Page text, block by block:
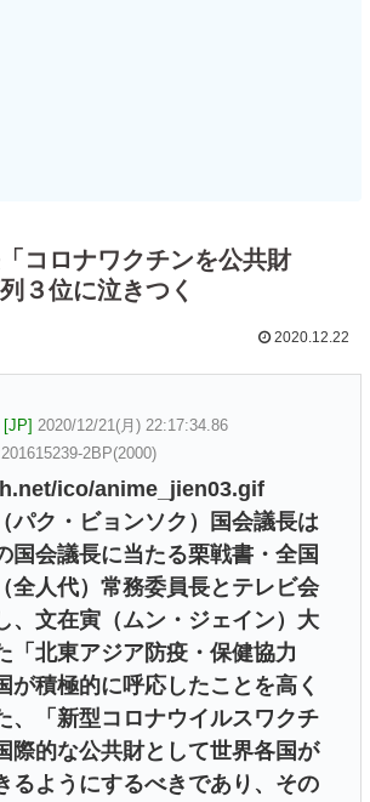
コロナワクチンを公共財
３位に泣きつく
2020.12.22
[JP] 2020/12/21(月) 22:17:34.86
2BP(2000)
ico/anime_jien03.gif
パク・ビョンソク）国会議長は
国会議長に当たる栗戦書・全国
全人代）常務委員長とテレビ会
、文在寅（ムン・ジェイン）大
「北東アジア防疫・保健協力
が積極的に呼応したことを高く
、「新型コロナウイルスワクチ
際的な公共財として世界各国が
るようにするべきであり、その